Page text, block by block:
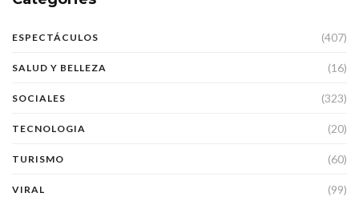
ESPECTÁCULOS (407)
SALUD Y BELLEZA (16)
SOCIALES (323)
TECNOLOGIA (20)
TURISMO (60)
VIRAL (99)